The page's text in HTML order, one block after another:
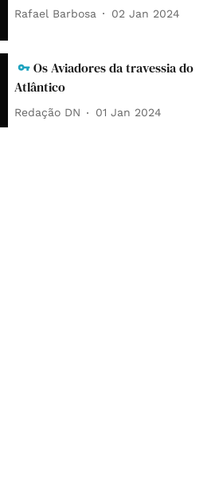
Rafael Barbosa 02 Jan 2024
Os Aviadores da travessia do
Atlântico
Redação DN 01 Jan 2024